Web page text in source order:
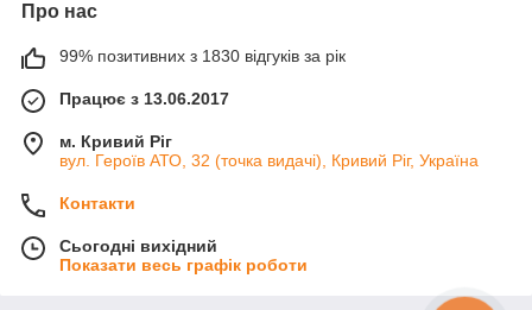
Про нас
99% позитивних з 1830 відгуків за рік
Працює з 13.06.2017
м. Кривий Ріг
вул. Героїв АТО, 32 (точка видачі), Кривий Ріг, Україна
Контакти
Сьогодні вихідний
Показати весь графік роботи